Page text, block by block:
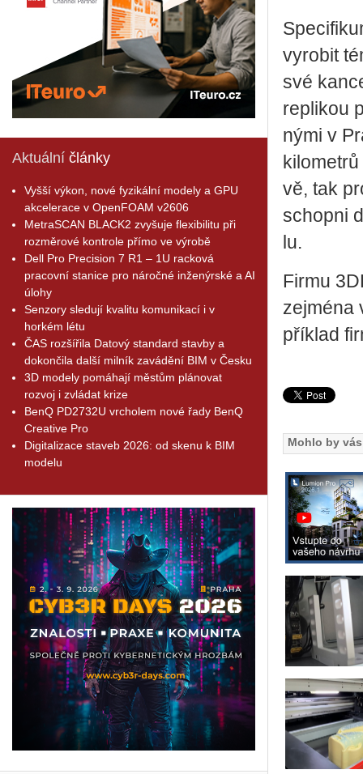
Aktuální články
Vyšší výkon, nové fyzikální modely a GPU
akcelerace v OpenFOAM v2606
MetraSCAN BLACK2 zvyšuje flexibilitu při
rozměrové kontrole přímo ve výrobě
Dell Pro Precision 7 R1 – 1U racková
pracovní stanice pro náročné inženýrské a AI
úlohy
Senzory sledují kvalitu komunikací i v
horkém létu
ČAS rozšířila Datový standard stavby a
dokončila další milník zavádění BIM v Česku
3D modely pomáhají městům plánovat
rozvoj i zvládat krize
BenQ PD2732U vrcholem nové řady BenQ
Creative Pro
Digitalizace staveb 2026: od skenu k BIM
modelu
vy­ro­bit
své
repli­kou
ný­mi v
vě, tak
schop­ni
lu.
Firmu
zejmé­na
pří­klad
Mohlo by